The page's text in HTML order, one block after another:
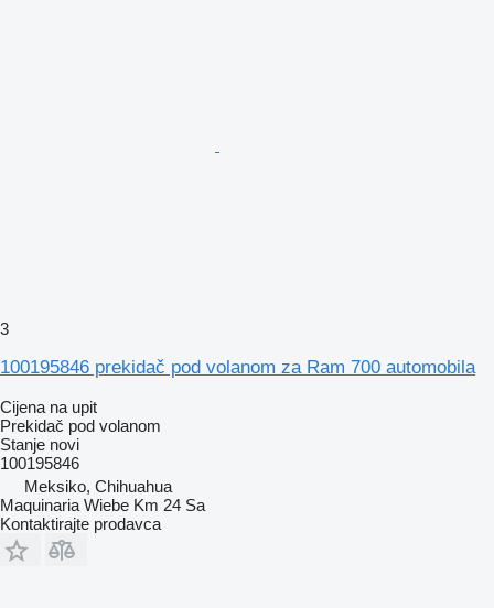
3
100195846 prekidač pod volanom za Ram 700 automobila
Cijena na upit
Prekidač pod volanom
Stanje novi
100195846
Meksiko, Chihuahua
Maquinaria Wiebe Km 24 Sa
Kontaktirajte prodavca